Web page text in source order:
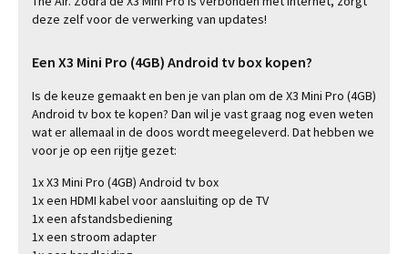
deze zelf voor de verwerking van updates!
Een X3 Mini Pro (4GB) Android tv box kopen?
Is de keuze gemaakt en ben je van plan om de X3 Mini Pro (4GB)
Android tv box te kopen? Dan wil je vast graag nog even weten
wat er allemaal in de doos wordt meegeleverd. Dat hebben we
voor je op een rijtje gezet:
1x X3 Mini Pro (4GB) Android tv box
1x een HDMI kabel voor aansluiting op de TV
1x een afstandsbediening
1x een stroom adapter